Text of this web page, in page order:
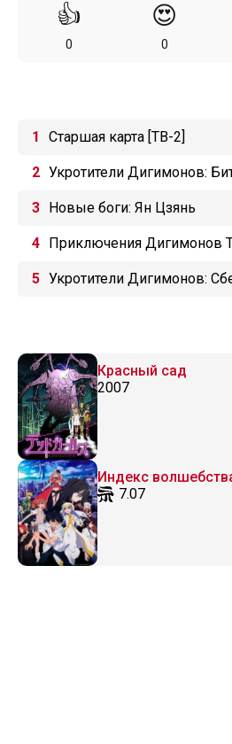
👍
0
😍
0
Старшая карта [ТВ-2]
Укротители Дигимонов:
Новые боги: Ян Цзянь
Приключения Дигимонов
Укротители Дигимонов:
Красный сад
2007
Индекс
7.07